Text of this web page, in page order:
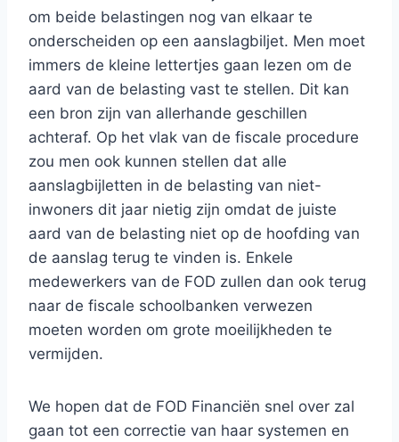
om beide belastingen nog van elkaar te
onderscheiden op een aanslagbiljet. Men moet
immers de kleine lettertjes gaan lezen om de
aard van de belasting vast te stellen. Dit kan
een bron zijn van allerhande geschillen
achteraf. Op het vlak van de fiscale procedure
zou men ook kunnen stellen dat alle
aanslagbijletten in de belasting van niet-
inwoners dit jaar nietig zijn omdat de juiste
aard van de belasting niet op de hoofding van
de aanslag terug te vinden is. Enkele
medewerkers van de FOD zullen dan ook terug
naar de fiscale schoolbanken verwezen
moeten worden om grote moeilijkheden te
vermijden.
We hopen dat de FOD Financiën snel over zal
gaan tot een correctie van haar systemen en